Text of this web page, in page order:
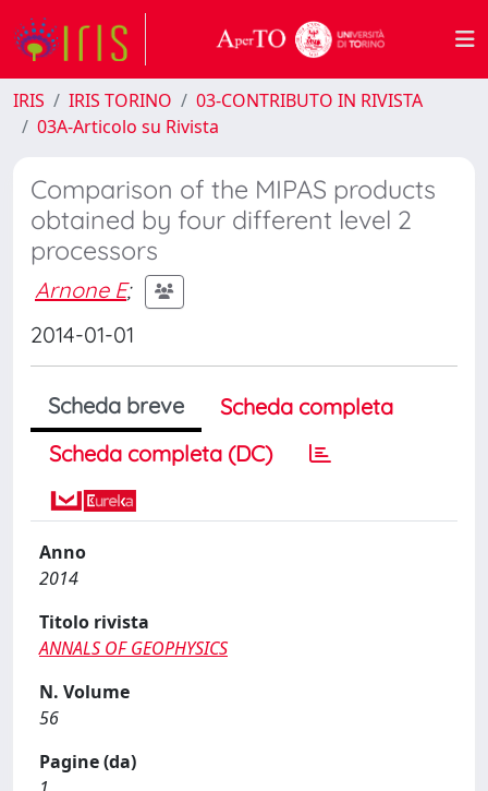
IRIS IRIS TORINO
03-CONTRIBUTO IN RIVISTA
03A-Articolo su Rivista
Comparison of the MIPAS products
obtained by four different level 2
processors
Arnone E;
2014-01-01
Scheda breve
Scheda completa
Scheda completa (DC)
Anno
2014
Titolo rivista
ANNALS OF GEOPHYSICS
N. Volume
56
Pagine (da)